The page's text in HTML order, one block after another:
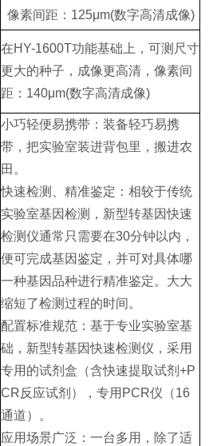
像素间距：125μm(数字高清成像)
在HY-1600T功能基础上，可测尺寸
更大的种子，成像更高清，像素间
距：140μm(数字高清成像)
小巧轻便易携带：装备轻巧易携
带，把实验室装进背包里，搬进农
田。
快速检测、精准鉴定：相较于传统
实验室基因检测，新型转基因快速
检测仪通常只需要在30分钟以内，
便可完成基因鉴定，并可对具体哪
一种基因品种进行精准鉴定。大大
缩短了检测过程的时间。
配置标准规范：基于专业实验室基
础，新型转基因快速检测仪，采用
专用的试剂盒（含快速提取试剂+P
CR反应试剂），专用PCR仪（16
通道）。
应用场景广泛：一台多用，除了适